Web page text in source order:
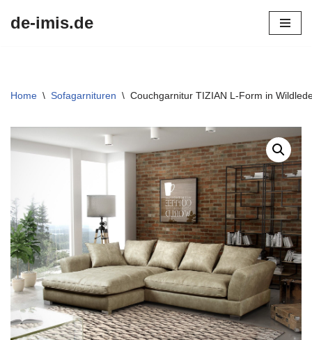
de-imis.de
Home \ Sofagarnituren \ Couchgarnitur TIZIAN L-Form in